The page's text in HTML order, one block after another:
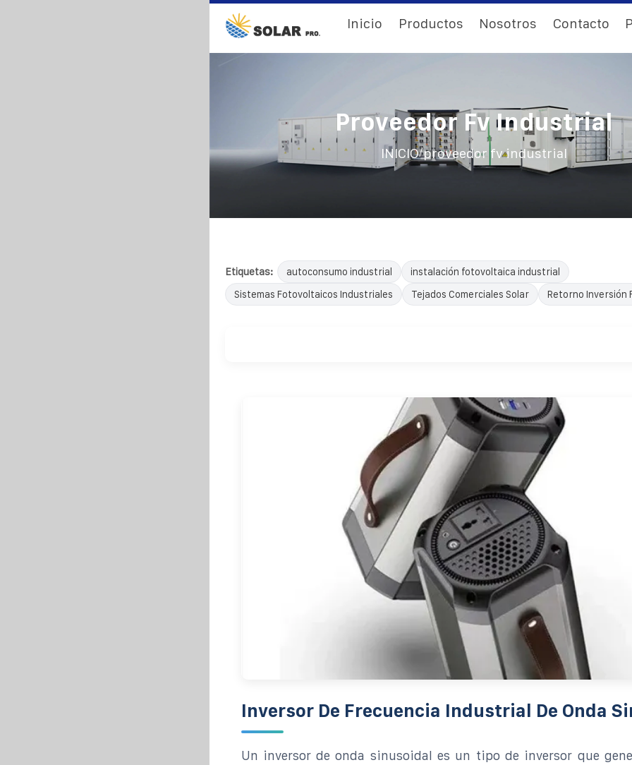
Inicio Productos Nosotros Contacto
Proveedor Fv Industrial
INICIO/proveedor fv industrial
Etiquetas: autoconsumo industrial
instalación fotovoltaica industrial
Sistemas Fotovoltaicos Industriales
Tejados Comerciales Solar Retorno Inversión
Inversor De Frecuencia Industrial De Onda
Un inversor de onda sinusoidal es un tipo de inversor que